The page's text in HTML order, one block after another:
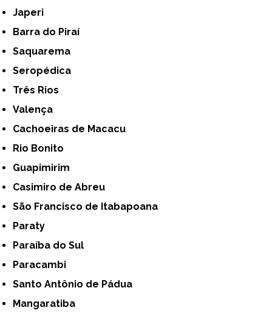
Japeri
Barra do Piraí
Saquarema
Seropédica
Três Rios
Valença
Cachoeiras de Macacu
Rio Bonito
Guapimirim
Casimiro de Abreu
São Francisco de Itabapoana
Paraty
Paraíba do Sul
Paracambi
Santo Antônio de Pádua
Mangaratiba